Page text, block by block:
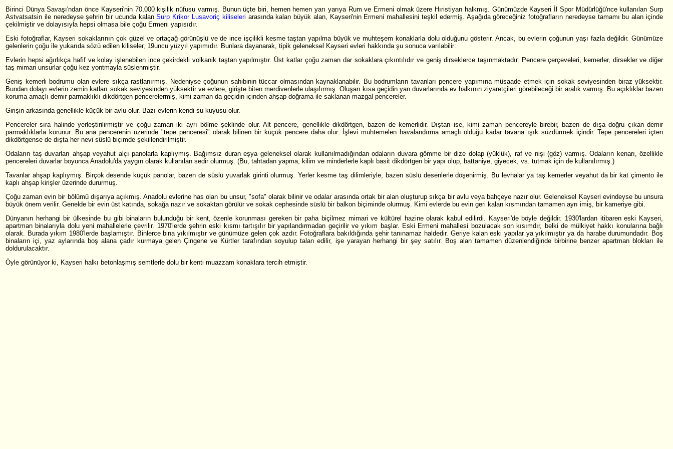
Birinci Dünya Savaşı'ndan önce Kayseri'nin 70,000 kişilik nüfusu varmış. Bunun üçte biri, hemen hemen yarı yarıya Rum ve Ermeni olmak üzere Hıristiyan halkmış. Günümüzde Kayseri İl Spor Müdürlüğü'nce kullanılan Surp
Astvatsatsin ile neredeyse şehrin bir ucunda kalanSurp Krikor Lusavoriç kiliseleri arasında kalan büyük alan, Kayseri'nin Ermeni mahallesini teşkil edermiş. Aşağıda göreceğiniz fotoğrafların neredeyse tamamı bu alan içinde
çekilmiştir ve dolayısıyla hepsi olmasa bile çoğu Ermeni yapısıdır.
Eski fotoğraflar, Kayseri sokaklarının çok güzel ve ortaçağ görünüşlü ve de ince işçilikli kesme taştan yapılma büyük ve muhteşem konaklarla dolu olduğunu gösterir. Ancak, bu evlerin çoğunun yaşı fazla değildir. Günümüze
gelenlerin çoğu ile yukarıda sözü edilen kiliseler, 19uncu yüzyıl yapımıdır. Bunlara dayanarak, tipik geleneksel Kayseri evleri hakkında şu sonuca varılabilir:
Evlerin hepsi ağırlıkça hafif ve kolay işlenebilen ince çekirdekli volkanik taştan yapılmıştır. Üst katlar çoğu zaman dar sokaklara çıkıntılıdır ve geniş dirseklerce taşınmaktadır. Pencere çerçeveleri, kemerler, dirsekler ve diğer
taş mimari unsurlar çoğu kez yontmayla süslenmiştir.
Geniş kemerli bodrumu olan evlere sıkça rastlanırmış. Nedeniyse çoğunun sahibinin tüccar olmasından kaynaklanabilir. Bu bodrumların tavanları pencere yapımına müsaade etmek için sokak seviyesinden biraz yüksektir.
Bundan dolayı evlerin zemin katları sokak seviyesinden yüksektir ve evlere, girişte biten merdivenlerle ulaşılırmış. Oluşan kısa geçidin yan duvarlarında ev halkının ziyaretçileri görebileceği bir aralık varmış. Bu açıklıklar bazen
koruma amaçlı demir parmaklıklı dikdörtgen pencerelermiş, kimi zaman da geçidin içinden ahşap doğrama ile saklanan mazgal pencereler.
Girişin arkasında genellikle küçük bir avlu olur. Bazı evlerin kendi su kuyusu olur.
Pencereler sıra halinde yerleştirilirmiştir ve çoğu zaman iki ayrı bölme şeklinde olur. Alt pencere, genellikle dikdörtgen, bazen de kemerlidir. Dıştan ise, kimi zaman pencereyle birebir, bazen de dışa doğru çıkan demir
parmaklıklarla korunur. Bu ana pencerenin üzerinde "tepe penceresi" olarak bilinen bir küçük pencere daha olur. İşlevi muhtemelen havalandırma amaçlı olduğu kadar tavana ışık süzdürmek içindir. Tepe pencereleri içten
dikdörtgense de dışta her nevi süslü biçimde şekillendirilmiştir.
Odaların taş duvarları ahşap veyahut alçı panolarla kaplıymış. Bağımsız duran eşya geleneksel olarak kullanılmadığından odaların duvara gömme bir dize dolap (yüklük), raf ve nişi (göz) varmış. Odaların kenarı, özellikle
pencereleri duvarlar boyunca Anadolu'da yaygın olarak kullanılan sedir olurmuş. (Bu, tahtadan yapma, kilim ve minderlerle kaplı basit dikdörtgen bir yapı olup, battaniye, giyecek, vs. tutmak için de kullanılırmış.)
Tavanlar ahşap kaplıymış. Birçok desende küçük panolar, bazen de süslü yuvarlak girinti olurmuş. Yerler kesme taş dilimleriyle, bazen süslü desenlerle döşenirmiş. Bu levhalar ya taş kemerler veyahut da bir kat çimento ile
kaplı ahşap kirişler üzerinde dururmuş.
Çoğu zaman evin bir bölümü dışarıya açıkmış. Anadolu evlerine has olan bu unsur, "sofa" olarak bilinir ve odalar arasında ortak bir alan oluşturup sıkça bir avlu veya bahçeye nazır olur. Geleneksel Kayseri evindeyse bu unsura
büyük önem verilir. Genelde bir evin üst katında, sokağa nazır ve sokaktan görülür ve sokak cephesinde süslü bir balkon biçiminde olurmuş. Kimi evlerde bu evin geri kalan kısmından tamamen ayrı imiş, bir kameriye gibi.
Dünyanın herhangi bir ülkesinde bu gibi binaların bulunduğu bir kent, özenle korunması gereken bir paha biçilmez mimari ve kültürel hazine olarak kabul edilirdi. Kayseri'de böyle değildir. 1930'lardan itibaren eski Kayseri,
apartman binalarıyla dolu yeni mahallelerle çevrilir. 1970'lerde şehrin eski kısmı tartışılır bir yapılandırmadan geçirilir ve yıkım başlar. Eski Ermeni mahallesi bozulacak son kısımdır, belki de mülkiyet hakkı konularına bağlı
olarak. Burada yıkım 1980'lerde başlamıştır. Binlerce bina yıkılmıştır ve günümüze gelen çok azdır. Fotoğraflara bakıldığında şehir tanınamaz haldedir. Geriye kalan eski yapılar ya yıkılmıştır ya da harabe durumundadır. Boş
binaların içi, yaz aylarında boş alana çadır kurmaya gelen Çingene ve Kürtler tarafından soyulup talan edilir, işe yarayan herhangi bir şey satılır. Boş alan tamamen düzenlendiğinde birbirine benzer apartman blokları ile
doldurulacaktır.
Öyle görünüyor ki, Kayseri halkı betonlaşmış semtlerle dolu bir kenti muazzam konaklara tercih etmiştir.